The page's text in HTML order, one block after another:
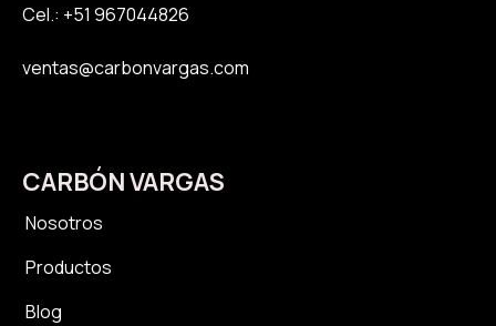
Cel.: +51 967044826
ventas@carbonvargas.com
CARBÓN VARGAS
Nosotros
Productos
Blog